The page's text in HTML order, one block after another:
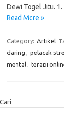
Dewi Togel Jitu.
Read More »
Category: Artikel
daring , pelacak
mental, terapi
Cari